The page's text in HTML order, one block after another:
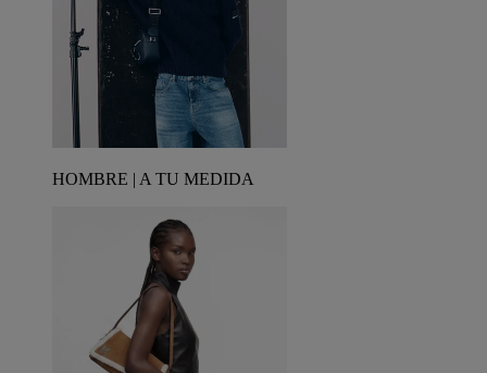
HOMBRE | A TU MEDIDA